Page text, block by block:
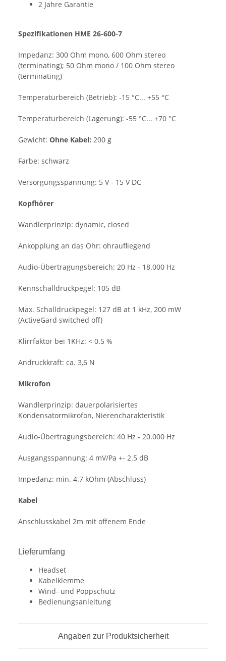
2 Jahre Garantie
Spezifikationen HME 26-600-7
Impedanz: 300 Ohm mono, 600 Ohm stereo
(terminating); 50 Ohm mono / 100 Ohm stereo
(terminating)
Temperaturbereich (Betrieb): -15 °C... +55 °C
Temperaturbereich (Lagerung): -55 °C... +70 °C
Gewicht: Ohne Kabel: 200 g
Farbe: schwarz
Versorgungsspannung: 5 V - 15 V DC
Kopfhörer
Wandlerprinzip: dynamic, closed
Ankopplung an das Ohr: ohraufliegend
Audio-Übertragungsbereich: 20 Hz - 18.000 Hz
Kennschalldruckpegel: 105 dB
Max. Schalldruckpegel: 127 dB at 1 kHz, 200 mW
(ActiveGard switched off)
Klirrfaktor bei 1KHz: < 0.5 %
Andruckkraft: ca. 3,6 N
Mikrofon
Wandlerprinzip: dauerpolarisiertes
Kondensatormikrofon, Nierencharakteristik
Audio-Übertragungsbereich: 40 Hz - 20.000 Hz
Ausgangsspannung: 4 mV/Pa +- 2.5 dB
Impedanz: min. 4.7 kOhm (Abschluss)
Kabel
Anschlusskabel 2m mit offenem Ende
Lieferumfang
Headset
Kabelklemme
Wind- und Poppschutz
Bedienungsanleitung
Angaben zur Produktsicherheit